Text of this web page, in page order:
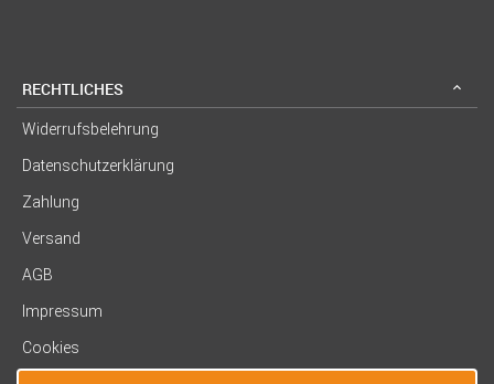
RECHTLICHES
Widerrufsbelehrung
Datenschutzerklärung
Zahlung
Versand
AGB
Impressum
Cookies